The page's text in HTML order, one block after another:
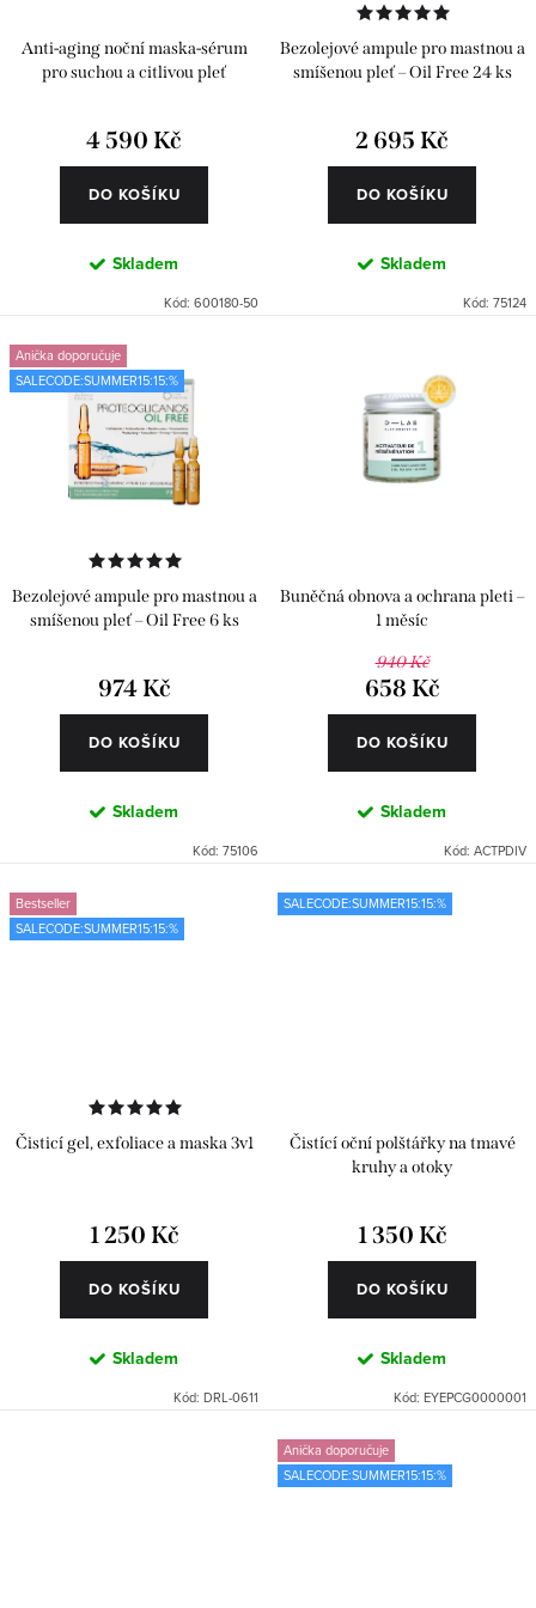
k
u
Anti-aging noční maska-sérum
pro suchou a citlivou pleť
4 590 Kč
DO KOŠÍKU
Skladem
Kód: 600180-50
Bezolejové ampule pro mastnou a
smíšenou pleť – Oil Free 24 ks
2 695 Kč
DO KOŠÍKU
Skladem
Kód: 75124
Anička doporučuje
SALECODE:SUMMER15:15:%
Bezolejové ampule pro mastnou a
smíšenou pleť – Oil Free 6 ks
974 Kč
DO KOŠÍKU
Skladem
Kód: 75106
Buněčná obnova a ochrana pleti –
1 měsíc
940 Kč
658 Kč
DO KOŠÍKU
Skladem
Kód: ACTPDIV
Bestseller
SALECODE:SUMMER15:15:%
Čisticí gel, exfoliace a maska 3v1
1 250 Kč
DO KOŠÍKU
Skladem
Kód: DRL-0611
SALECODE:SUMMER15:15:%
Čistící oční polštářky na tmavé
kruhy a otoky
1 350 Kč
DO KOŠÍKU
Skladem
Kód: EYEPCG0000001
Anička doporučuje
SALECODE:SUMMER15:15:%